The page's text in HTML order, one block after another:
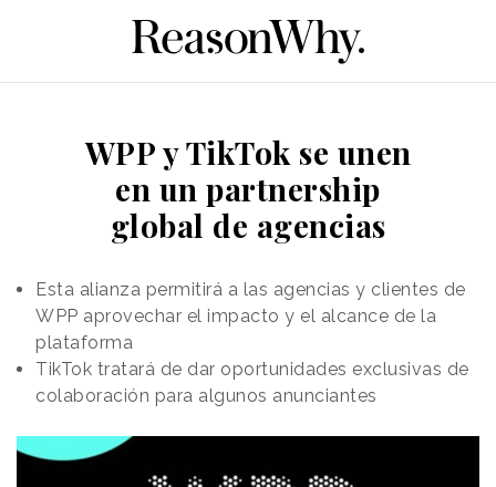
WPP y TikTok se unen
en un partnership
global de agencias
Esta alianza permitirá a las agencias y clientes de
WPP aprovechar el impacto y el alcance de la
plataforma
TikTok tratará de dar oportunidades exclusivas de
colaboración para algunos anunciantes